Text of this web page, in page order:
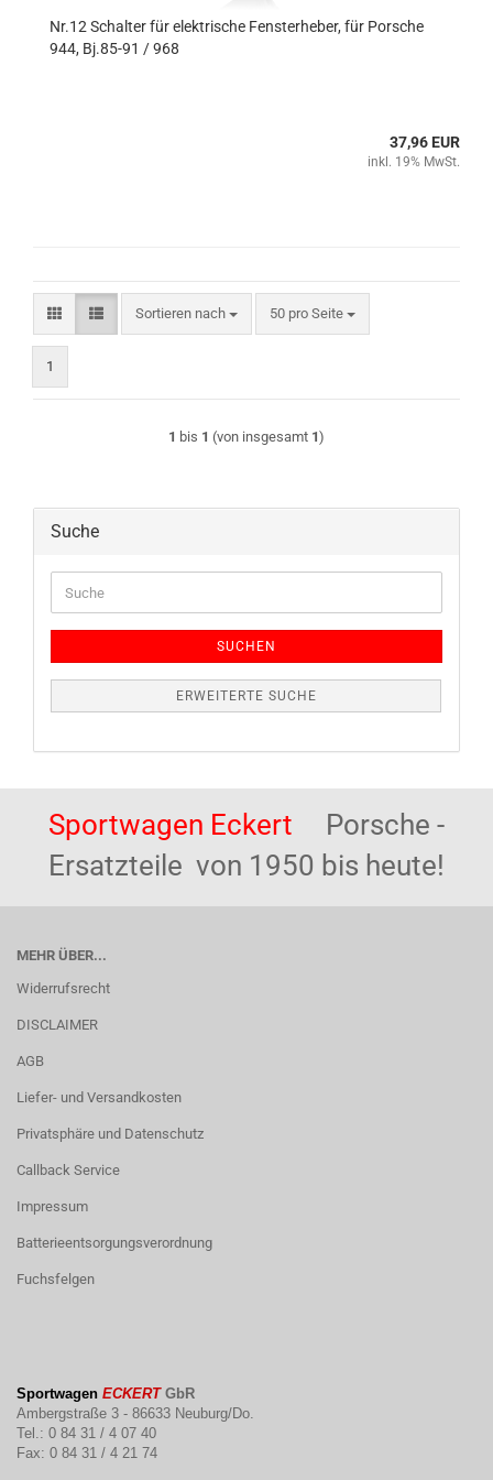
Nr.12 Schalter für elektrische Fensterheber, für Porsche
944, Bj.85-91 / 968
37,96 EUR
inkl. 19% MwSt.
Sortieren nach
Sortieren nach 50 pro Seite
pro Seite
1
1 bis 1 (von insgesamt 1)
Suche
SUCHEN
ERWEITERTE SUCHE
Sportwagen Eckert Porsche -
Ersatzteile von 1950 bis heute!
MEHR ÜBER...
Widerrufsrecht
DISCLAIMER
AGB
Liefer- und Versandkosten
Privatsphäre und Datenschutz
Callback Service
Impressum
Batterieentsorgungsverordnung
Fuchsfelgen
Sportwagen ECKERTGbR
Ambergstraße 3 - 86633 Neuburg/Do.
Tel.: 0 84 31 / 4 07 40
Fax: 0 84 31 / 4 21 74